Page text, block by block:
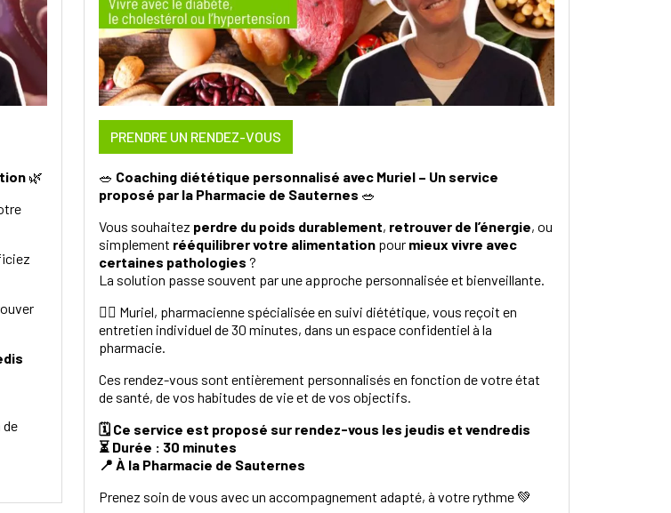
🌿
de
PRENDRE UN RENDEZ-VOUS
🥗 Coaching diététique personnalisé avec Muriel – Un service
proposé par la Pharmacie de Sauternes 🥗
Vous souhaitez perdre du poids durablement, retrouver de l’énergie, ou
simplement rééquilibrer votre alimentation pour mieux vivre avec
certaines pathologies ?
La solution passe souvent par une approche personnalisée et bienveillante.
👩‍⚕️ Muriel, pharmacienne spécialisée en suivi diététique, vous reçoit en
entretien individuel de 30 minutes, dans un espace confidentiel à la
pharmacie.
Ces rendez-vous sont entièrement personnalisés en fonction de votre état
de santé, de vos habitudes de vie et de vos objectifs.
🗓️ Ce service est proposé sur rendez-vous les jeudis et vendredis
⏳ Durée : 30 minutes
📍 À la Pharmacie de Sauternes
Prenez soin de vous avec un accompagnement adapté, à votre rythme 💚